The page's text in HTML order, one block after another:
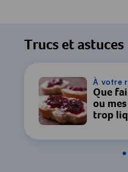
Trucs et astuces
À votre
Que
ou
trop